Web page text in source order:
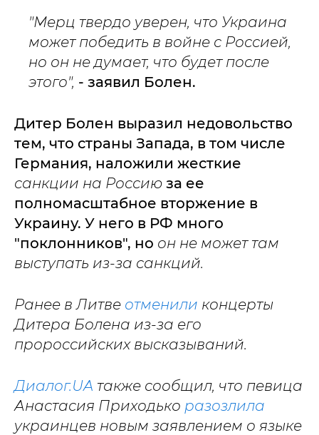
"Мерц твердо уверен, что Украина
может победить в войне с Россией,
но он не думает, что будет после
этого", - заявил Болен.
Дитер Болен выразил недовольство
тем, что страны Запада, в том числе
Германия, наложили жесткие
санкции на Россию за ее
полномасштабное вторжение в
Украину. У него в РФ много
"поклонников", но он не может там
выступать из-за санкций.
Ранее в Литве отменили концерты
Дитера Болена из-за его
пророссийских высказываний.
Диалог.UA также сообщил, что певица
Анастасия Приходько разозлила
украинцев новым заявлением о языке